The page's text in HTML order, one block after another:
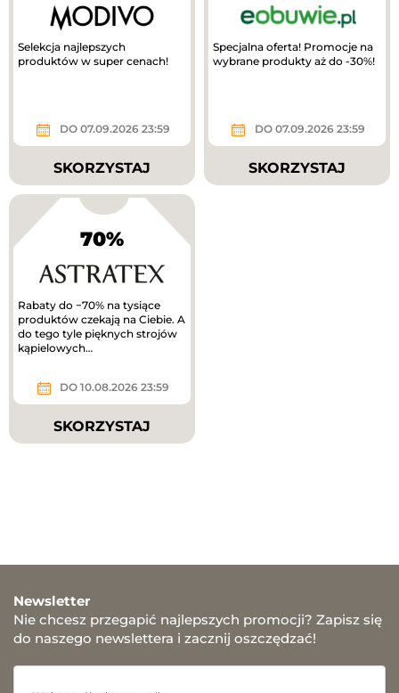
Selekcja najlepszych
produktów w super cenach!
DO 07.09.2026 23:59
SKORZYSTAJ
Specjalna oferta! Promocje na
wybrane produkty aż do -30%!
DO 07.09.2026 23:59
SKORZYSTAJ
70%
Rabaty do −70% na tysiące
produktów czekają na Ciebie. A
do tego tyle pięknych strojów
kąpielowych…
DO 10.08.2026 23:59
SKORZYSTAJ
Newsletter
Nie chcesz przegapić najlepszych promocji? Zapisz się
do naszego newslettera i zacznij oszczędzać!